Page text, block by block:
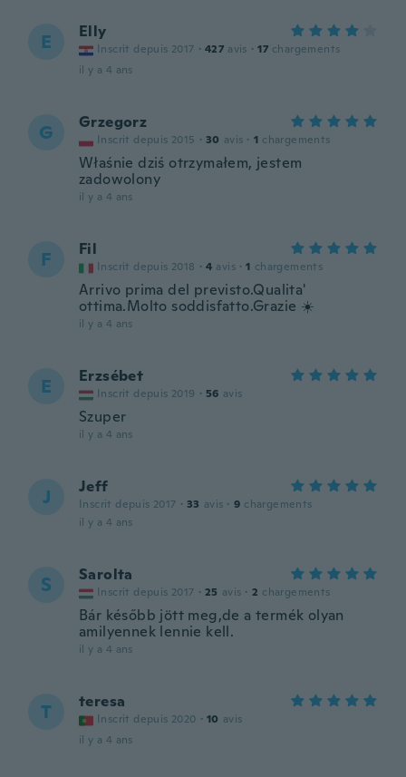
E Elly
Inscrit depuis 2017 · 427 avis · 17 chargements
il y a 4 ans
G Grzegorz
Inscrit depuis 2015 · 30 avis · 1 chargements
Właśnie dziś otrzymałem, jestem
zadowolony
il y a 4 ans
F Fil
Inscrit depuis 2018 · 4 avis · 1 chargements
Arrivo prima del previsto.Qualita'
ottima.Molto soddisfatto.Grazie ☀️
il y a 4 ans
E Erzsébet
Inscrit depuis 2019 · 56 avis
Szuper
il y a 4 ans
J Jeff
Inscrit depuis 2017 · 33 avis · 9 chargements
il y a 4 ans
S Sarolta
Inscrit depuis 2017 · 25 avis · 2 chargements
Bár később jött meg,de a termék olyan
amilyennek lennie kell.
il y a 4 ans
T teresa
Inscrit depuis 2020 · 10 avis
il y a 4 ans